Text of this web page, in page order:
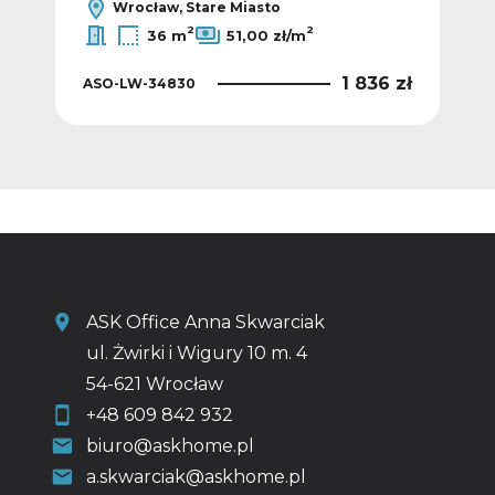
Wrocław, Stare Miasto
36 m2 51,00 zł/m2
ASO-LW-34830 1 836 zł
ASK Office Anna Skwarciak
ul. Żwirki i Wigury 10 m. 4
54-621 Wrocław
+48 609 842 932
biuro@askhome.pl
a.skwarciak@askhome.pl